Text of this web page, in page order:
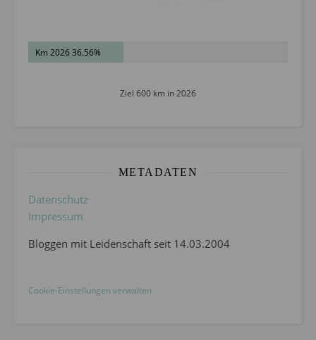
Km 2026 36.56%
Ziel 600 km in 2026
METADATEN
Datenschutz
Impressum
Bloggen mit Leidenschaft seit 14.03.2004
Cookie-Einstellungen verwalten